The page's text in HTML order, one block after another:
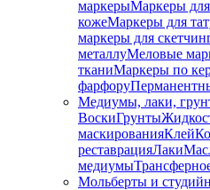
маркерыМаркеры
кожеМаркеры для
маркеры для
металлуМеловые
тканиМаркеры по
фарфору
Медиумы, лаки,
ВоскиГрунты
маскированияКлей
реставрацияЛаки
медиумы
Мольберты и